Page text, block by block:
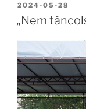
BEKÜLDVE:
2024-05-28
„Nem